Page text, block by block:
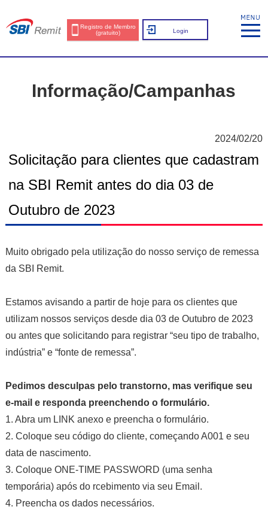
Registro de Membro
(gratuito)
Login
Informação/Campanhas
2024/02/20
Solicitação para clientes que cadastram
na SBI Remit antes do dia 03 de
Outubro de 2023
Muito obrigado pela utilização do nosso serviço de remessa
da SBI Remit.
Estamos avisando a partir de hoje para os clientes que
utilizam nossos serviços desde dia 03 de Outubro de 2023
ou antes que solicitando para registrar “seu tipo de trabalho,
indústria” e “fonte de remessa”.
Pedimos desculpas pelo transtorno, mas verifique seu
e-mail e responda preenchendo o formulário.
1. Abra um LINK anexo e preencha o formulário.
2. Coloque seu código do cliente, começando A001 e seu
data de nascimento.
3. Coloque ONE-TIME PASSWORD (uma senha
temporária) após do rcebimento via seu Email.
4. Preencha os dados necessários.